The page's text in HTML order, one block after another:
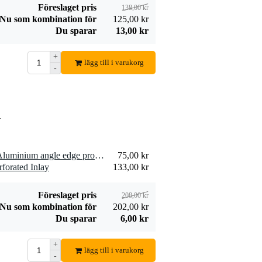
Föreslaget pris 138,00 kr
Nu som kombination för
125,00 kr
Du sparar
13,00 kr
+
-
lägg till i varukorg
1 x Adam Hall 6109BLK Aluminium angle edge protector 22 x 22mm Hörnskydd av aluminium 1 meter svart 22 x 22 mm
75,00 kr
Inlay
133,00 kr
Föreslaget pris 208,00 kr
Nu som kombination för
202,00 kr
Du sparar
6,00 kr
+
-
lägg till i varukorg